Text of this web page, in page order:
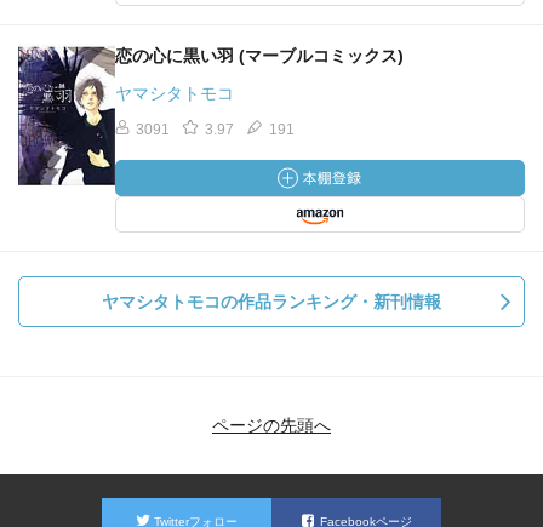
恋の心に黒い羽 (マーブルコミックス)
ヤマシタトモコ
3091 3.97 191
ヤマシタトモコの作品ランキング・新刊情報
ページの先頭へ
Twitterフォロー Facebookページ